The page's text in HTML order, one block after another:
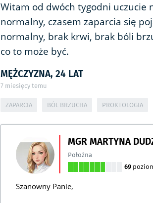
Witam od dwóch tygodni uczucie
normalny, czasem zaparcia się
normalny, brak krwi, brak bóli
co to może być.
MĘŻCZYZNA, 24 LAT
7 miesięcy temu
ZAPARCIA BÓL BRZUCHA PROKTOLOGIA
MGR MARTYNA
Położna
69
Szanowny Panie,